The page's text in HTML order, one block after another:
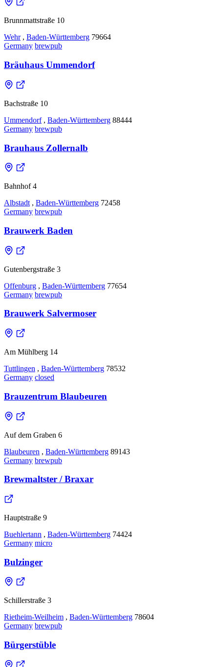
Brunnmattstraße 10
Wehr , Baden-Württemberg 79664
Germany brewpub
Bräuhaus Ummendorf
Bachstraße 10
Ummendorf , Baden-Württemberg 88444
Germany brewpub
Brauhaus Zollernalb
Bahnhof 4
Albstadt , Baden-Württemberg 72458
Germany brewpub
Brauwerk Baden
Gutenbergstraße 3
Offenburg , Baden-Württemberg 77654
Germany brewpub
Brauwerk Salvermoser
Am Mühlberg 14
Tuttlingen , Baden-Württemberg 78532
Germany closed
Brauzentrum Blaubeuren
Auf dem Graben 6
Blaubeuren , Baden-Württemberg 89143
Germany brewpub
Brewmaltster / Braxar
Hauptstraße 9
Buehlertann , Baden-Württemberg 74424
Germany micro
Bulzinger
Schillerstraße 3
Rietheim-Weilheim , Baden-Württemberg 78604
Germany brewpub
Bürgerstüble